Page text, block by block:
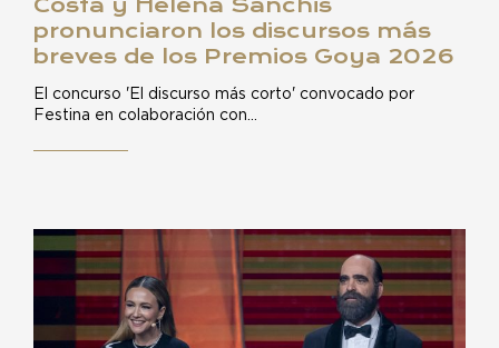
Costa y Helena Sanchis
pronunciaron los discursos más
breves de los Premios Goya 2026
El concurso 'El discurso más corto' convocado por
Festina en colaboración con…